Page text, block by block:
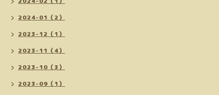
2024-01（2）
2023-12（1）
2023-11（4）
2023-10（3）
2023-09（1）